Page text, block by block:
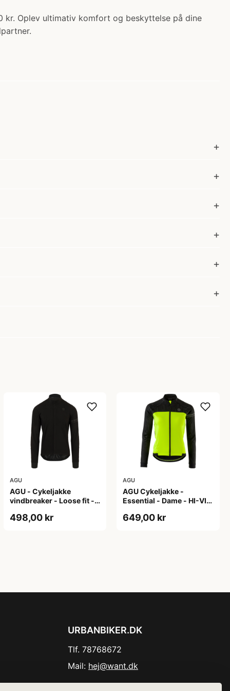
kr. Oplev ultimativ komfort og beskyttelse på dine
AGU
AGU - Cykeljakke
vindbreaker - Loose fit -
498,00 kr
AGU
AGU Cykeljakke -
Essential - Dame - HI-VIS
649,00 kr
URBANBIKER.DK
Tlf. 78768672
Mail: hej@want.dk